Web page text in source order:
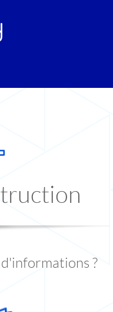
d'informations ?